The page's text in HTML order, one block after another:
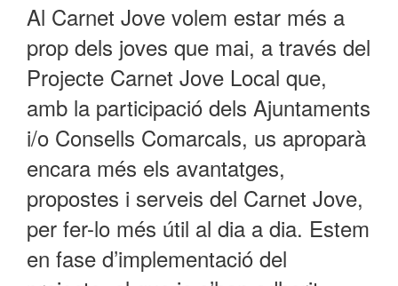
Al Carnet Jove volem estar més a
prop dels joves que mai, a través del
Projecte Carnet Jove Local que,
amb la participació dels Ajuntaments
i/o Consells Comarcals, us aproparà
encara més els avantatges,
propostes i serveis del Carnet Jove,
per fer-lo més útil al dia a dia. Estem
en fase d’implementació del